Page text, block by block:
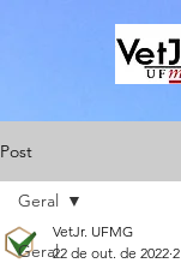
Post
Geral
Geral
VetJr. UFMG
22 de out. de 2022